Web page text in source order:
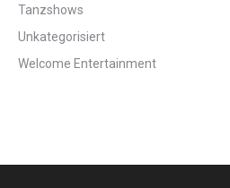
Tanzshows
Unkategorisiert
Welcome Entertainment